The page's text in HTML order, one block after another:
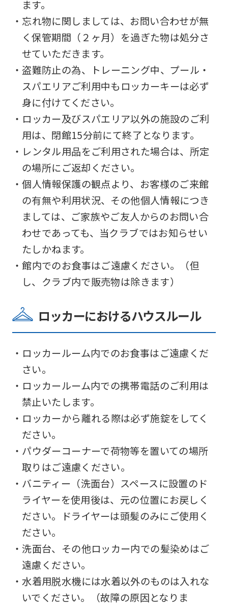
ます。
・忘れ物に関しましては、お問い合わせが無
く保管期間（２ヶ月）を過ぎた物は処分さ
せていただきます。
・盗難防止の為、トレーニング中、プール・
スパエリアご利用中もロッカーキーは必ず
身に付けてください。
・ロッカー及びスパエリア以外の施設のご利
用は、閉館15分前にて終了となります。
・レンタル用品をご利用された場合は、所定
の場所にご返却ください。
・個人情報保護の観点より、お客様のご来館
の有無や利用状況、その他個人情報につき
ましては、ご家族やご友人からのお問い合
わせであっても、当クラブではお知らせい
たしかねます。
・館内でのお食事はご遠慮ください。（但
し、クラブ内で販売物は除きます）
ロッカーにおけるハウスルール
・ロッカールーム内でのお食事はご遠慮くだ
さい。
・ロッカールーム内での携帯電話のご利用は
禁止いたします。
・ロッカーから離れる際は必ず施錠をしてく
ださい。
・パウダーコーナーで荷物等を置いての場所
取りはご遠慮ください。
・バニティー（洗面台）スペースに設置のド
ライヤーを使用後は、元の位置にお戻しく
ださい。ドライヤーは頭髪のみにご使用く
ださい。
・洗面台、その他ロッカー内での髪染めはご
遠慮ください。
・水着用脱水機には水着以外のものは入れな
いでください。（故障の原因となりま